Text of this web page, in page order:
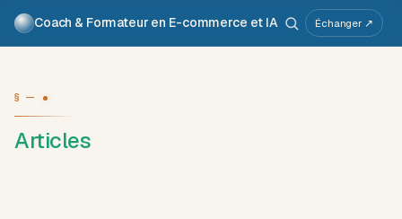
Coach & Formateur en E-commerce et IA
Pour qui Services Travaux Voix À propos Atelier IA Métiers
Échanger ↗
§ —
Articles